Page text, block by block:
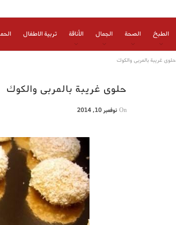
الطبخ الصحة الجمال الأناقة تربية الاطفال
حلوى غريبة بالمربى والكوك
حلوى غريبة بالمربى والكوك
On نوفمبر 10, 2014